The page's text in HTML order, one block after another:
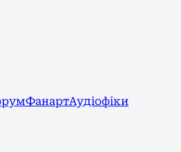
ФанартАудіофіки